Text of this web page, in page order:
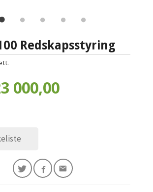
Redskapsstyring
000,00